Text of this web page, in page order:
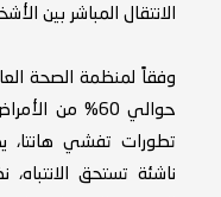
الانتقال المباشر بين
وفقاً لمنظمة الصحة
حوالي 60% من
تطورات تفشي هانتا،
ناشئة تستحق الانتباه،